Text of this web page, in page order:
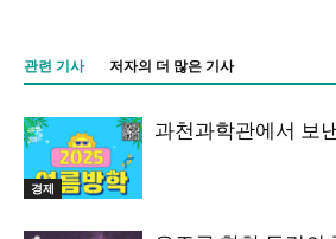
관련 기사 저자의 더 많은 기사
경제
과천과학관에서 보